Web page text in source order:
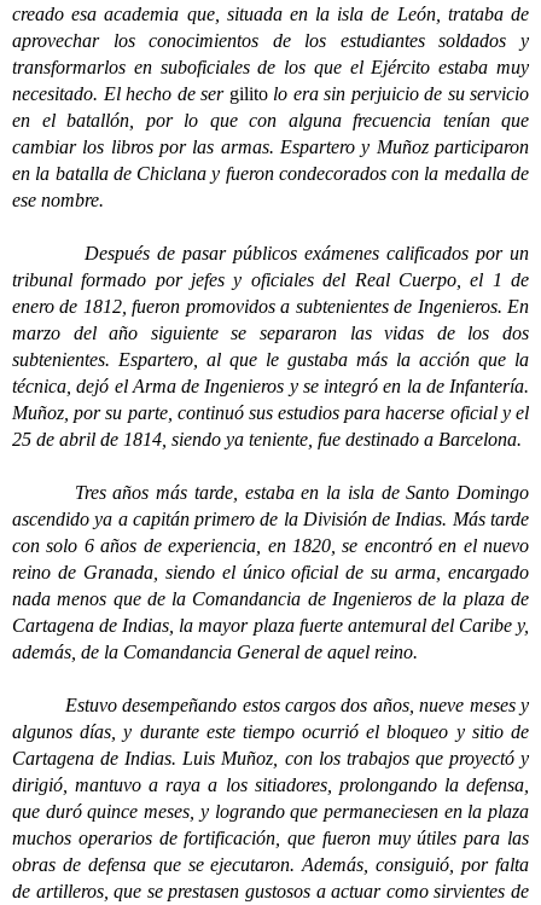
creado esa academia que, situada en la isla de León, trataba de
aprovechar los conocimientos de los estudiantes soldados y
transformarlos en suboficiales de los que el Ejército estaba muy
necesitado. El hecho de ser gilitolo era sin perjuicio de su servicio
en el batallón, por lo que con alguna frecuencia tenían que
cambiar los libros por las armas. Espartero y Muñoz participaron
en la batalla de Chiclana y fueron condecorados con la medalla de
ese nombre.
Después de pasar públicos exámenes calificados por un
tribunal formado por jefes y oficiales del Real Cuerpo, el 1 de
enero de 1812, fueron promovidos a subtenientes de Ingenieros. En
marzo del año siguiente se separaron las vidas de los dos
subtenientes. Espartero, al que le gustaba más la acción que la
técnica, dejó el Arma de Ingenieros y se integró en la de Infantería.
Muñoz, por su parte, continuó sus estudios para hacerse oficial y el
25 de abril de 1814, siendo ya teniente, fue destinado a Barcelona.
Tres años más tarde, estaba en la isla de Santo Domingo
ascendido ya a capitán primero de la División de Indias. Más tarde
con solo 6 años de experiencia, en 1820, se encontró en el nuevo
reino de Granada, siendo el único oficial de su arma, encargado
nada menos que de la Comandancia de Ingenieros de la plaza de
Cartagena de Indias, la mayor plaza fuerte antemural del Caribe y,
además, de la Comandancia General de aquel reino.
Estuvo desempeñando estos cargos dos años, nueve meses y
algunos días, y durante este tiempo ocurrió el bloqueo y sitio de
Cartagena de Indias. Luis Muñoz, con los trabajos que proyectó y
dirigió, mantuvo a raya a los sitiadores, prolongando la defensa,
que duró quince meses, y logrando que permaneciesen en la plaza
muchos operarios de fortificación, que fueron muy útiles para las
obras de defensa que se ejecutaron. Además, consiguió, por falta
de artilleros, que se prestasen gustosos a actuar como sirvientes de